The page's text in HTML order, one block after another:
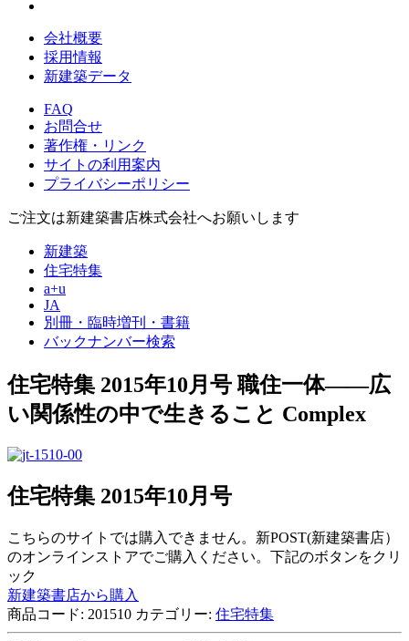
会社概要
採用情報
新建築データ
FAQ
お問合せ
著作権・リンク
サイトの利用案内
プライバシーポリシー
ご注文は新建築書店株式会社へお願いします
新建築
住宅特集
a+u
JA
別冊・臨時増刊・書籍
バックナンバー検索
住宅特集 2015年10月号 職住一体——広
い関係性の中で生きること Complex
住宅特集 2015年10月号
こちらのサイトでは購入できません。新POST(新建築書店）
のオンラインストアでご購入ください。下記のボタンをクリ
ック
新建築書店から購入
商品コード: 201510 カテゴリー: 住宅特集